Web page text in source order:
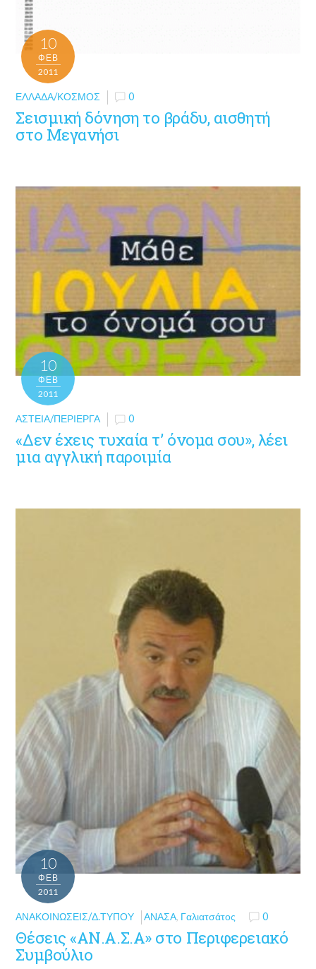
10
ΦΕΒ
2011
ΕΛΛΆΔΑ/ΚΌΣΜΟΣ 0
Σεισμική δόνηση το βράδυ, αισθητή
στο Μεγανήσι
10
ΦΕΒ
2011
ΑΣΤΕΊΑ/ΠΕΡΊΕΡΓΑ 0
«Δεν έχεις τυχαία τ’ όνομα σου», λέει
μια αγγλική παροιμία
10
ΦΕΒ
2011
ΑΝΑΚΟΙΝΏΣΕΙΣ/Δ.ΤΎΠΟΥ ΑΝΑΣΑ, Γαλιατσάτος 0
Θέσεις «ΑΝ.Α.Σ.Α» στο Περιφερειακό
Συμβούλιο